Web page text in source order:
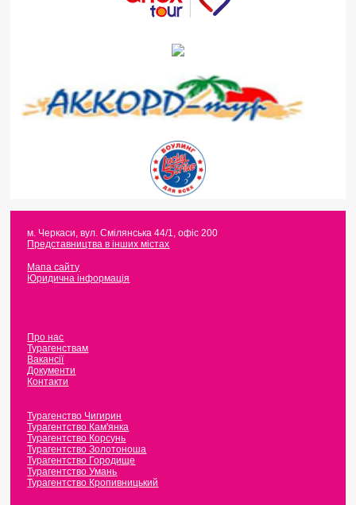
м. Черкаси,вул. Смілянська 44/1, офіс 200
Представництва в інших містах
Мапа сайту
Юридична інформація
Про нас
Турагенствам
Вакансії
Документи
Контакти
Турагенство Чигирин
Турагентство Кам'янка
Турагентство Корсунь
Турагентство Золотоноша
Турагентство Городище
Турагентство Умань
Турагентство Кропивницький